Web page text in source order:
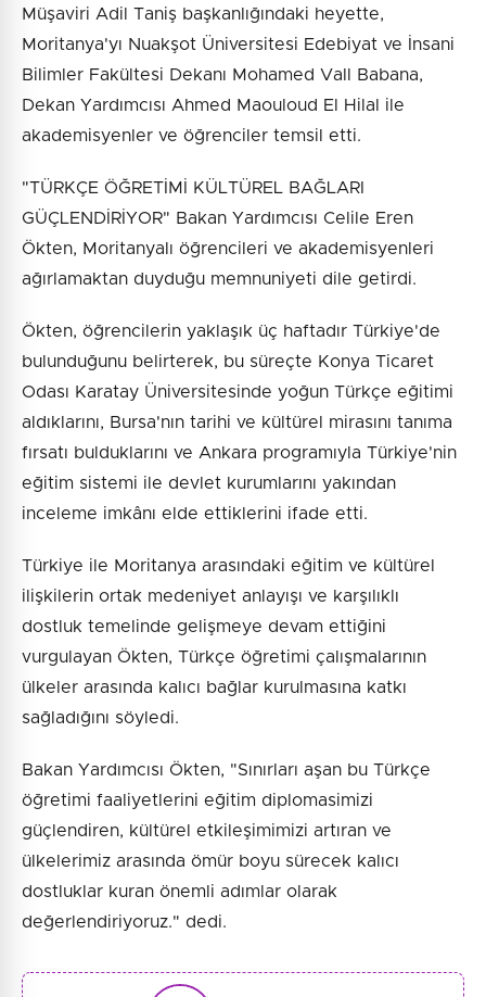
Müşaviri Adil Taniş başkanlığındaki heyette,
Moritanya'yı Nuakşot Üniversitesi Edebiyat ve İnsani
Bilimler Fakültesi Dekanı Mohamed Vall Babana,
Dekan Yardımcısı Ahmed Maouloud El Hilal ile
akademisyenler ve öğrenciler temsil etti.
"TÜRKÇE ÖĞRETİMİ KÜLTÜREL BAĞLARI
GÜÇLENDİRİYOR" Bakan Yardımcısı Celile Eren
Ökten, Moritanyalı öğrencileri ve akademisyenleri
ağırlamaktan duyduğu memnuniyeti dile getirdi.
Ökten, öğrencilerin yaklaşık üç haftadır Türkiye'de
bulunduğunu belirterek, bu süreçte Konya Ticaret
Odası Karatay Üniversitesinde yoğun Türkçe eğitimi
aldıklarını, Bursa'nın tarihi ve kültürel mirasını tanıma
fırsatı bulduklarını ve Ankara programıyla Türkiye'nin
eğitim sistemi ile devlet kurumlarını yakından
inceleme imkânı elde ettiklerini ifade etti.
Türkiye ile Moritanya arasındaki eğitim ve kültürel
ilişkilerin ortak medeniyet anlayışı ve karşılıklı
dostluk temelinde gelişmeye devam ettiğini
vurgulayan Ökten, Türkçe öğretimi çalışmalarının
ülkeler arasında kalıcı bağlar kurulmasına katkı
sağladığını söyledi.
Bakan Yardımcısı Ökten, "Sınırları aşan bu Türkçe
öğretimi faaliyetlerini eğitim diplomasimizi
güçlendiren, kültürel etkileşimimizi artıran ve
ülkelerimiz arasında ömür boyu sürecek kalıcı
dostluklar kuran önemli adımlar olarak
değerlendiriyoruz." dedi.